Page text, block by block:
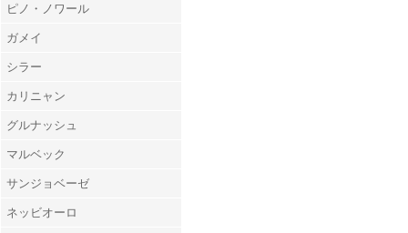
ピノ・ノワール
ガメイ
シラー
カリニャン
グルナッシュ
マルベック
サンジョベーゼ
ネッビオーロ